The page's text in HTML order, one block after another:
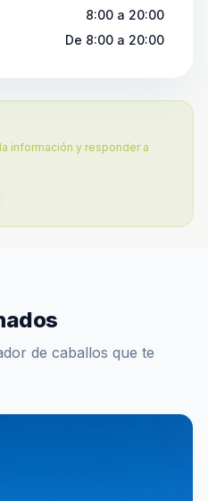
8:00 a 20:00
De 8:00 a 20:00
información y responder a
de caballos que te